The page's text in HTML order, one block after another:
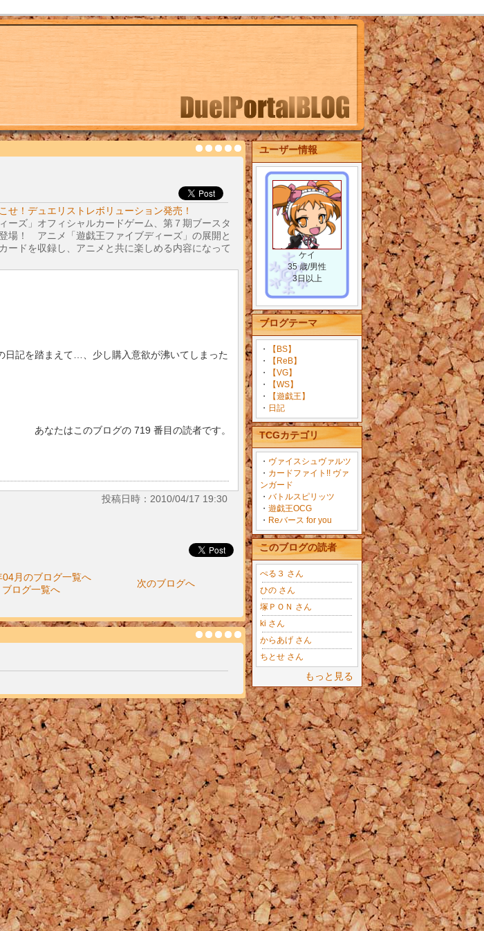
ユーザー情報
ケイ
35 歳/男性
3日以上
ブログテーマ
・
【BS】
・
【ReB】
・
【VG】
・
【WS】
・
【遊戯王】
・ 日記
TCGカテゴリ
・ ヴァイスシュヴァルツ
・ カードファイト!! ヴァ
ンガード
・ バトルスピリッツ
・ 遊戯王OCG
・ Reバース for you
このブログの読者
ぺる３ さん
ひの さん
塚ＰＯＮ さん
ki さん
からあげ さん
ちとせ さん
もっと見る
せ！デュエリストレボリューション発売！
ーズ」オフィシャルカードゲーム、第７期ブースタ
場！ アニメ「遊戯王ファイブディーズ」の展開と
ードを収録し、アニメと共に楽しめる内容になって
日記を踏まえて…、少し購入意欲が沸いてしまった
あなたはこのブログの 719 番目の読者です。
投稿日時：2010/04/17 19:30
04月のブログ一覧へ
ブログ一覧へ
次のブログへ